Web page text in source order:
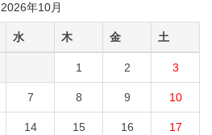
2026年10月
水 木 金 土
1 2 3
7 8 9 10
14 15 16 17